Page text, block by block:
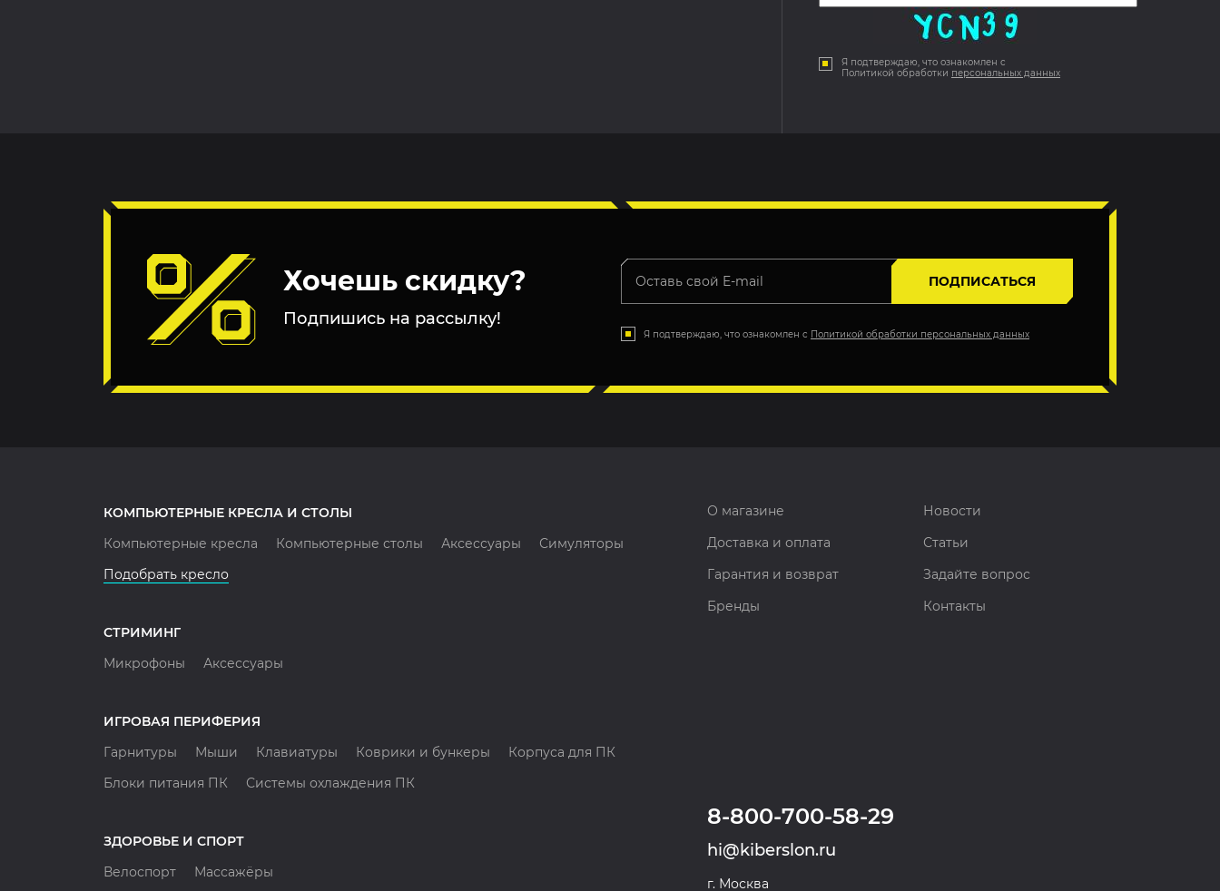
Я подтверждаю, что ознакомлен с
Политикой обработки персональных данных
Хочешь скидку?
Подпишись на рассылку!
ПОДПИСАТЬСЯ
Я подтверждаю, что ознакомлен с Политикой обработки персональных данных
КОМПЬЮТЕРНЫЕ КРЕСЛА И СТОЛЫ
Компьютерные кресла
Компьютерные столы Аксессуары
Симуляторы
Подобрать кресло
СТРИМИНГ
Микрофоны
Аксессуары
ИГРОВАЯ ПЕРИФЕРИЯ
Гарнитуры
Мыши Клавиатуры Коврики и бункеры
Корпуса для ПК
Блоки питания ПК
Системы охлаждения ПК
ЗДОРОВЬЕ И СПОРТ
Велоспорт
Массажёры
О магазине
Новости
Доставка и оплата
Статьи
Гарантия и возврат
Задайте вопрос
Бренды
Контакты
8-800-700-58-29
hi@kiberslon.ru
г. Москва